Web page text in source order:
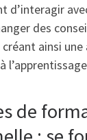
d’interagir
des
ainsi
de